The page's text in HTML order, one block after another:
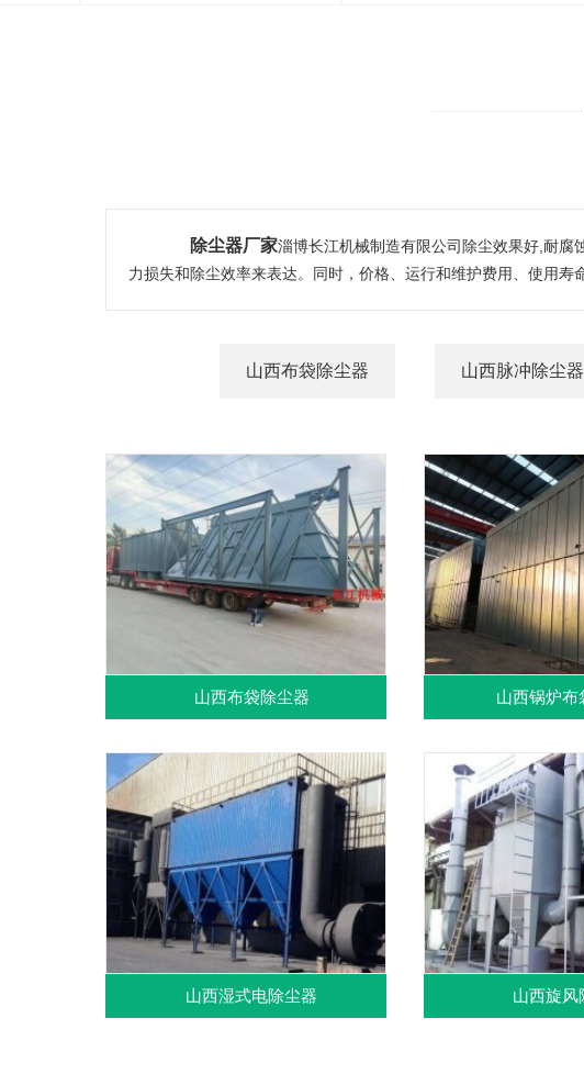
除尘器厂家淄博长江机械制造有限公司除尘效果好,耐腐
力损失和除尘效率来表达。同时，价格、运行和维护费用、使用寿
山西布袋除尘器 山西脉冲除尘器
山西布袋除尘器 山西锅炉布
山西湿式电除尘器 山西旋风